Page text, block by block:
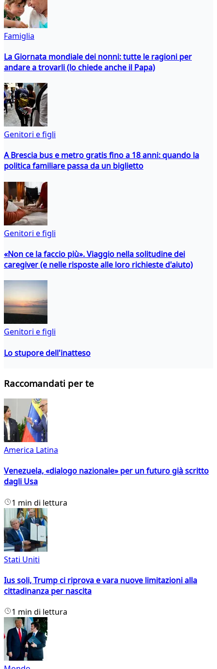
Famiglia
La Giornata mondiale dei nonni: tutte le ragioni per
andare a trovarli (lo chiede anche il Papa)
Genitori e figli
A Brescia bus e metro gratis fino a 18 anni: quando la
politica familiare passa da un biglietto
Genitori e figli
«Non ce la faccio più». Viaggio nella solitudine dei
caregiver (e nelle risposte alle loro richieste d'aiuto)
Genitori e figli
Lo stupore dell'inatteso
Raccomandati per te
America Latina
Venezuela, «dialogo nazionale» per un futuro già scritto
dagli Usa
1 min di lettura
Stati Uniti
Ius soli, Trump ci riprova e vara nuove limitazioni alla
cittadinanza per nascita
1 min di lettura